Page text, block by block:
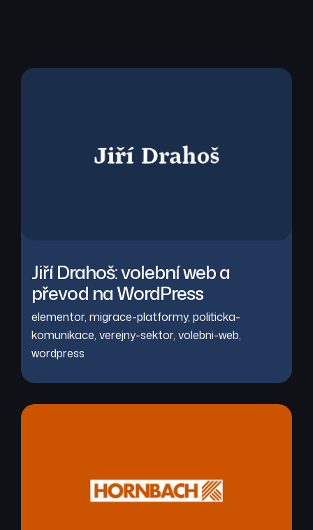
Jiří Drahoš: volební web a
převod na WordPress
elementor, migrace-platformy, politicka-
komunikace, verejny-sektor, volebni-web,
wordpress